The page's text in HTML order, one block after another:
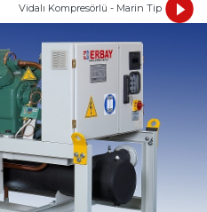
Vidalı Kompresörlü - Marin Tip